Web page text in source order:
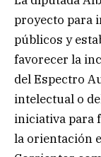
proyecto para
públicos y
favorecer la
del Espectro
intelectual o
iniciativa para
la orientación